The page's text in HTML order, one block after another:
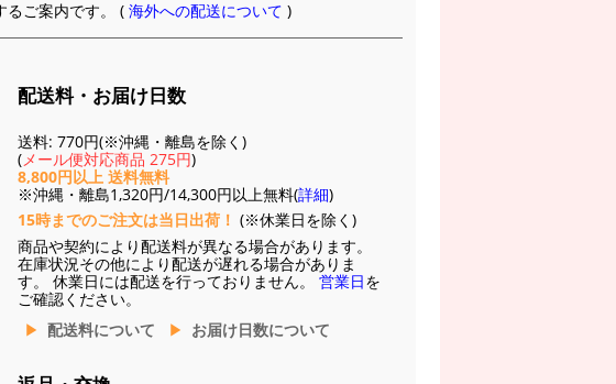
るご案内です。 (海外への配送について )
配送料・お届け日数
送料: 770円(※沖縄・離島を除く)
( メール便対応商品 275円)
8,800円以上 送料無料
※沖縄・離島1,320円/14,300円以上無料(詳細)
15時までのご注文は当日出荷！ (※休業日を除く)
商品や契約により配送料が異なる場合があります。
在庫状況その他により配送が遅れる場合がありま
す。 休業日には配送を行っておりません。 営業日を
ご確認ください。
配送料について
お届け日数について